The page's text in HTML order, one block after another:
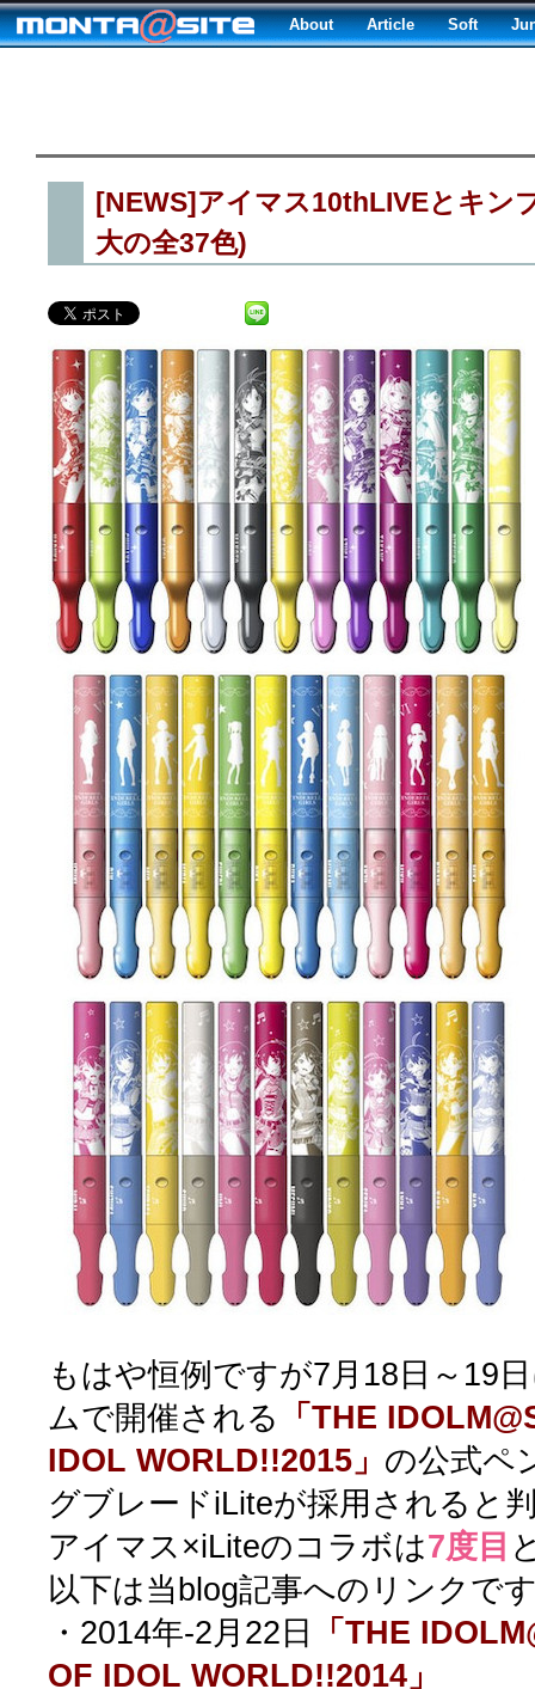
About Article Soft
[NEWS]アイマス10thLIVEとキン
大の全37色)
もはや恒例ですが7月18日～19
ムで開催される
「THE
IDOL WORLD!!2015」 の公式ペ
グブレードiLiteが採用されると
アイマス×iLiteのコラボは7度目
以下は当blog記事へのリンクで
・2014年-2月22日
「THE
OF IDOL WORLD!!2014」